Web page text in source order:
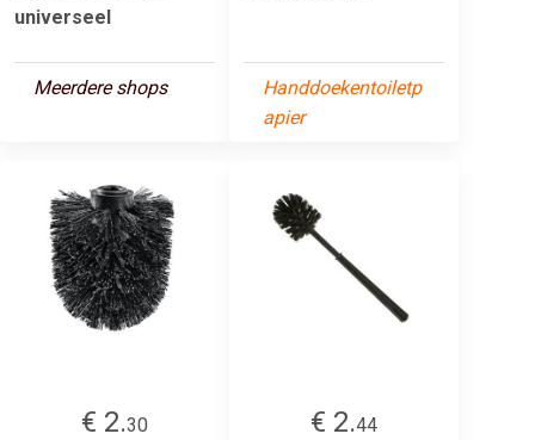
universeel
Meerdere shops
Handdoekentoiletp
apier
€ 2.30
€ 2.44